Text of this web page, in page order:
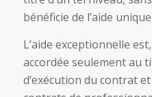
bénéficie de l’aide
L’aide exceptionnelle
accordée seulement au
d’exécution du contrat